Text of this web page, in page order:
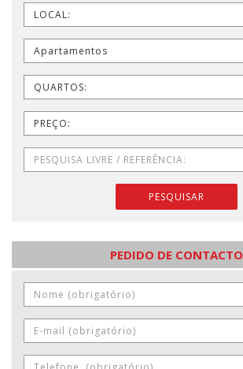
LOCAL:
Apartamentos
QUARTOS:
PREÇO:
PESQUISAR
PEDIDO DE CONTACTO